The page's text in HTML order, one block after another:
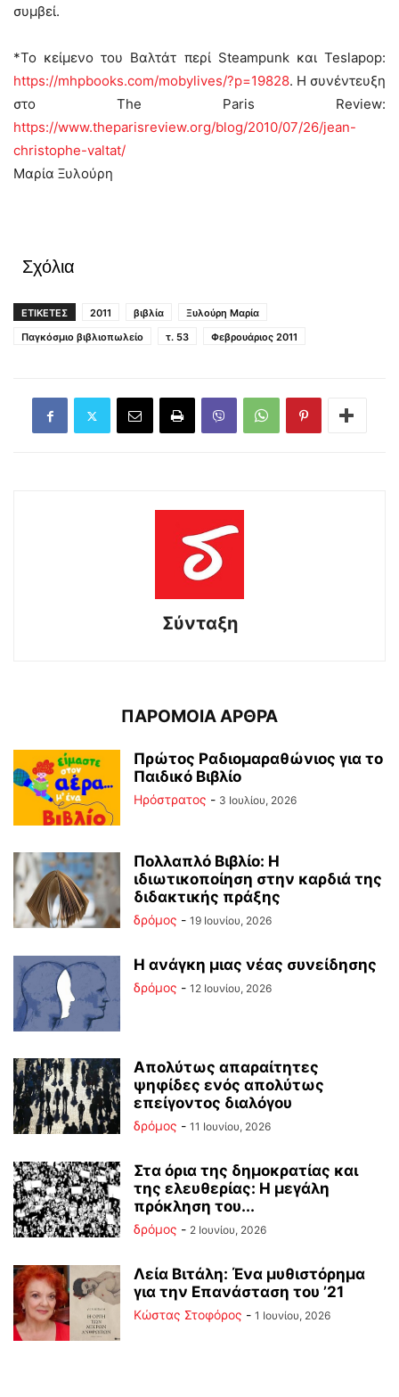
συμβεί.
*Το κείμενο του Βαλτάτ περί Steampunk και Teslapop:
https://mhpbooks.com/mobylives/?p=19828. Η συνέντευξη
στο The Paris Review:
https://www.theparisreview.org/blog/2010/07/26/jean-
christophe-valtat/
Μαρία Ξυλούρη
Σχόλια
ΕΤΙΚΕΤΕΣ 2011 βιβλία
Ξυλούρη Μαρία
Παγκόσμιο βιβλιοπωλείο
τ. 53 Φεβρουάριος 2011
Σύνταξη
ΠΑΡΟΜΟΙΑ ΑΡΘΡΑ
Πρώτος Ραδιομαραθώνιος για το
Παιδικό Βιβλίο
Ηρόστρατος - 3 Ιουλίου, 2026
Πολλαπλό Βιβλίο: Η
ιδιωτικοποίηση στην καρδιά της
διδακτικής πράξης
δρόμος - 19 Ιουνίου, 2026
Η ανάγκη μιας νέας συνείδησης
δρόμος - 12 Ιουνίου, 2026
Απολύτως απαραίτητες
ψηφίδες ενός απολύτως
επείγοντος διαλόγου
δρόμος - 11 Ιουνίου, 2026
Στα όρια της δημοκρατίας και
της ελευθερίας: Η μεγάλη
πρόκληση του...
δρόμος - 2 Ιουνίου, 2026
Λεία Βιτάλη: Ένα μυθιστόρημα
για την Επανάσταση του ’21
Κώστας Στοφόρος - 1 Ιουνίου, 2026